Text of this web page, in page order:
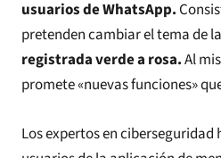
usuarios de WhatsApp.
pretenden cambiar el tema de
registrada verde a rosa.Al
promete «nuevas funciones»
Los expertos en